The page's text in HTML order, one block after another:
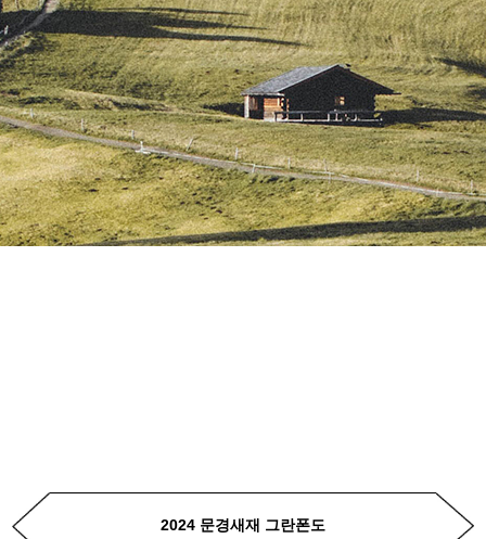
2024 문경새재 그란폰도